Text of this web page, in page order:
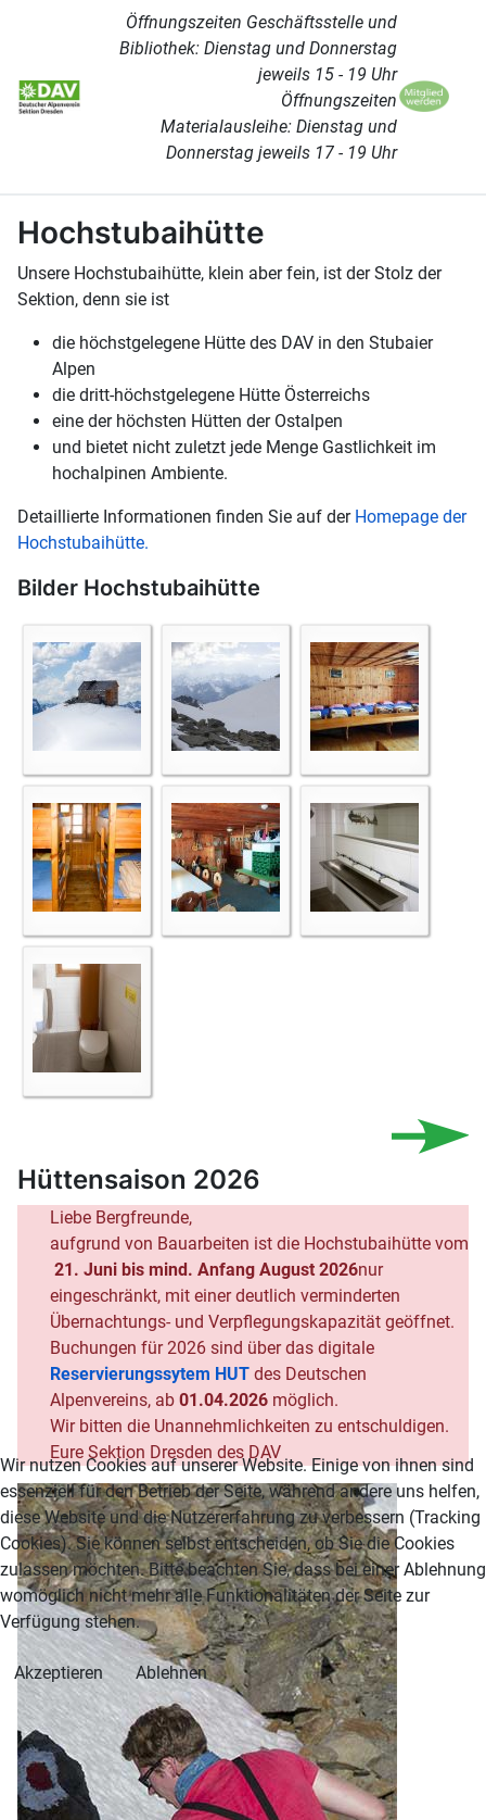
Öffnungszeiten Geschäftsstelle und
Bibliothek: Dienstag und Donnerstag
jeweils 15 - 19 Uhr
Öffnungszeiten
Materialausleihe: Dienstag und
Donnerstag jeweils 17 - 19 Uhr
Hochstubaihütte
Unsere Hochstubaihütte, klein aber fein, ist der Stolz der
Sektion, denn sie ist
die höchstgelegene Hütte des DAV in den Stubaier
Alpen
die dritt-höchstgelegene Hütte Österreichs
eine der höchsten Hütten der Ostalpen
und bietet nicht zuletzt jede Menge Gastlichkeit im
hochalpinen Ambiente.
Detaillierte Informationen finden Sie auf der Homepage der
Hochstubaihütte.
Bilder Hochstubaihütte
Hüttensaison 2026
Liebe Bergfreunde,
aufgrund von Bauarbeiten ist die Hochstubaihütte vom
21. Juni bis mind. Anfang August 2026nur
eingeschränkt, mit einer deutlich verminderten
Übernachtungs- und Verpflegungskapazität geöffnet.
Buchungen für 2026 sind über das digitale
Reservierungssytem HUT des Deutschen
Alpenvereins, ab 01.04.2026 möglich.
Wir bitten die Unannehmlichkeiten zu entschuldigen.
Eure Sektion Dresden des DAV
Wir nutzen Cookies auf unserer Website. Einige von ihnen sind
essenziell für den Betrieb der Seite, während andere uns helfen,
diese Website und die Nutzererfahrung zu verbessern (Tracking
Cookies). Sie können selbst entscheiden, ob Sie die Cookies
zulassen möchten. Bitte beachten Sie, dass bei einer Ablehnung
womöglich nicht mehr alle Funktionalitäten der Seite zur
Verfügung stehen.
Akzeptieren Ablehnen